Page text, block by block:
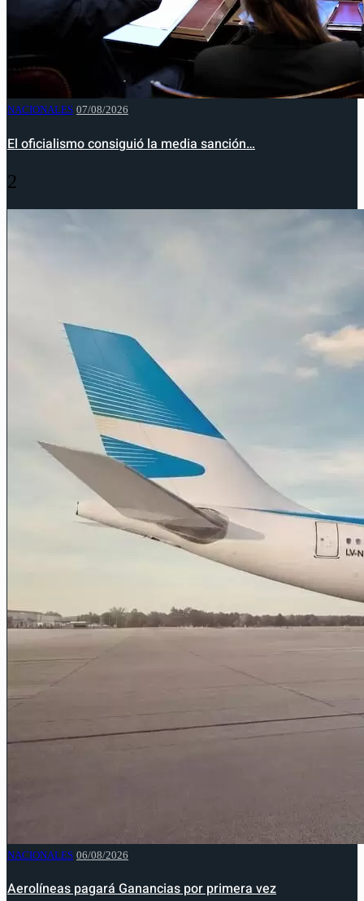
NACIONALES 07/08/2026
El oficialismo consiguió la media sanción…
2
NACIONALES 06/08/2026
Aerolíneas pagará Ganancias por primera vez